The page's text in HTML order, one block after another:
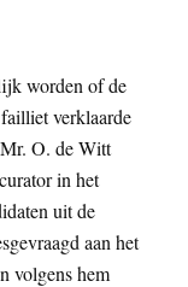
worden of de
verklaarde
O. de Witt
in het
uit de
aan het
volgens hem